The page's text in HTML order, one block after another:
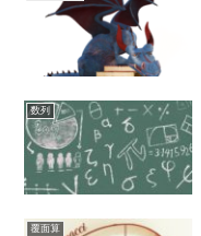
数列
覆面算